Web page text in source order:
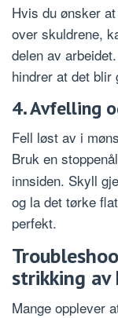
Hvis du ønsker
over skuldrene,
delen av
hindrer at det blir
4. Avfelling
Fell løst av i
Bruk en
innsiden. Skyll
og la det tørke
perfekt.
strikking av
Mange opplever